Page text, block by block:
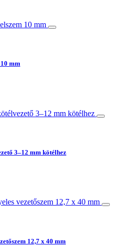
mm
3–12 mm kötélhez
12,7 x 40 mm